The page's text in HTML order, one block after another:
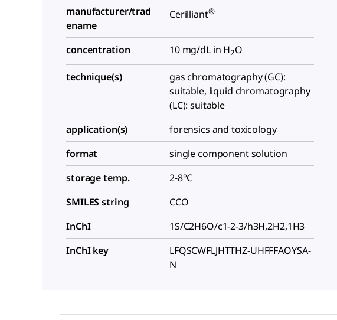
manufacturer/trad
ename
Cerilliant®
concentration 10 mg/dL in H2O
technique(s)
gas chromatography (GC):
suitable, liquid chromatography
(LC): suitable
application(s)
forensics and toxicology
format
single component solution
storage temp.
2-8°C
SMILES string
CCO
InChI
1S/C2H6O/c1-2-3/h3H,2H2,1H3
InChI key
LFQSCWFLJHTTHZ-UHFFFAOYSA-
N